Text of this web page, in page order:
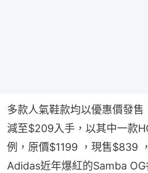
多款人氣鞋款均以優惠價發
減至$209入手，以其中一款
例，原價$1199 ，現售$839
Adidas近年爆紅的Samba